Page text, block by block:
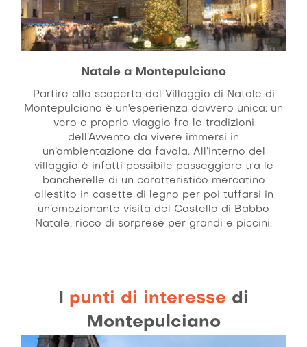
Natale a Montepulciano
Partire alla scoperta del Villaggio di Natale di
Montepulciano è un'esperienza davvero unica: un
vero e proprio viaggio fra le tradizioni
dell’Avvento da vivere immersi in
un’ambientazione da favola. All’interno del
villaggio è infatti possibile passeggiare tra le
bancherelle di un caratteristico mercatino
allestito in casette di legno per poi tuffarsi in
un’emozionante visita del Castello di Babbo
Natale, ricco di sorprese per grandi e piccini.
I punti di interesse di
Montepulciano